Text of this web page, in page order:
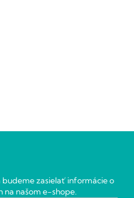
zasielať informácie o
na našom e-shope.